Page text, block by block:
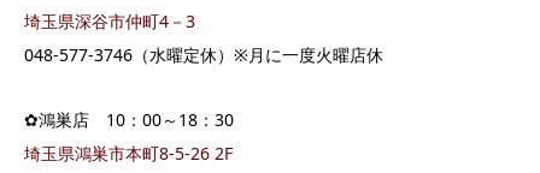
埼玉県深谷市仲町4－3
048-577-3746（水曜定休）※月に一度火曜店休
✿鴻巣店 10：00～18：30
埼玉県鴻巣市本町8-5-26 2F